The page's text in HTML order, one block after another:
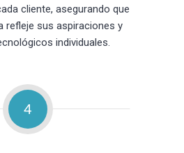
cliente, asegurando que
refleje sus aspiraciones y
individuales.
4